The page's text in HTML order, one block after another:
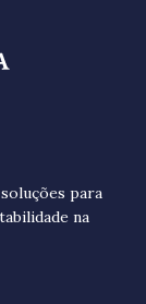
para
na